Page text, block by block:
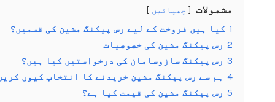
مشمولات چھپائیں
1 کیا ہیں فروخت کے لیے رس پیکنگ مشین کی قسمیں؟
2 رس پیکنگ مشین کی خصوصیات
3 رس پیکنگ سازوسامان کی درخواستیں کیا ہیں؟
4 ہم سے رس پیکنگ مشین خریدنے کا انتخاب کیوں
5 رس پیکنگ مشین کی قیمت کیا ہے؟